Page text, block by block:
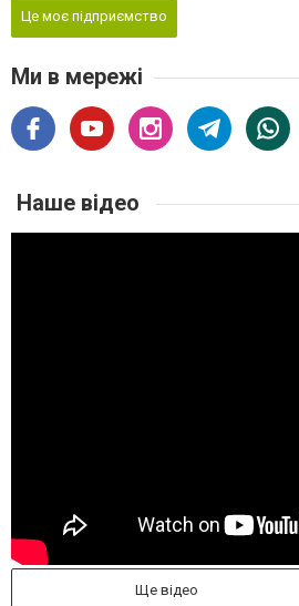
Це моє підприємство
Ми в мережі
Наше відео
Ще відео